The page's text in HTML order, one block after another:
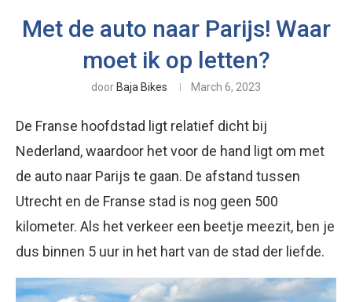
Met de auto naar Parijs! Waar
moet ik op letten?
door Baja Bikes March 6, 2023
De Franse hoofdstad ligt relatief dicht bij
Nederland, waardoor het voor de hand ligt om met
de auto naar Parijs te gaan. De afstand tussen
Utrecht en de Franse stad is nog geen 500
kilometer. Als het verkeer een beetje meezit, ben je
dus binnen 5 uur in het hart van de stad der liefde.